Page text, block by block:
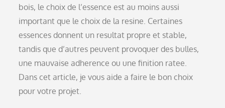
bois, le choix de l’essence est au moins aussi
important que le choix de la resine. Certaines
essences donnent un resultat propre et stable,
tandis que d’autres peuvent provoquer des bulles,
une mauvaise adherence ou une finition ratee.
Dans cet article, je vous aide a faire le bon choix
pour votre projet.